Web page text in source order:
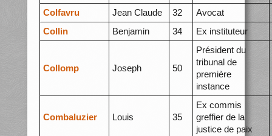
Colfavru
Jean Claude 32
Avocat
Collin
Benjamin 34 Ex instituteur
Collomp Joseph 50
Président du
tribunal de
première
instance
Combaluzier Louis 35
Ex commis
greffier de la
justice de paix